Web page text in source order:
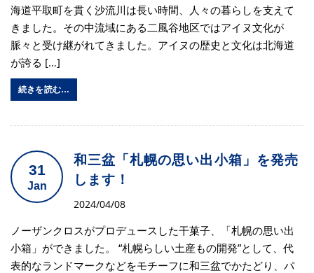
海道平取町を貫く沙流川は長い時間、人々の暮らしを支えて
きました。その中流域にある二風谷地区ではアイヌ文化が
脈々と受け継がれてきました。アイヌの歴史と文化は北海道
が誇る […]
続きを読む…
31
Jan
和三盆「札幌の思い出小箱」を発売
します！
2024/04/08
ノーザンクロスがプロデュースした干菓子、「札幌の思い出
小箱」ができました。 “札幌らしい土産もの開発”として、代
表的なランドマークなどをモチーフに和三盆でかたどり、パ